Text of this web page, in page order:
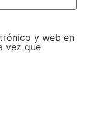
y web en
vez que